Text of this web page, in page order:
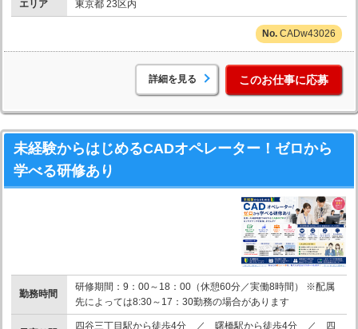
エリア 東京都 23区内
CADw43026
詳細を見る このお仕事に応募
未経験からはじめるCADオペレーター！ゼロから
学べる研修あり
勤務時間
研修期間：9：00～18：00（休憩60分／実働8時間） ※配属
先によっては8:30～17：30勤務の場合があります
四谷三丁目駅から徒歩4分 ／ 曙橋駅から徒歩4分 ／ 四